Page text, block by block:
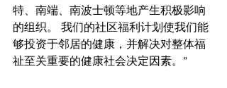
特、南端、南波士顿等地产生积极影响
的组织。 我们的社区福利计划使我们能
够投资于邻居的健康，并解决对整体福
祉至关重要的健康社会决定因素。”